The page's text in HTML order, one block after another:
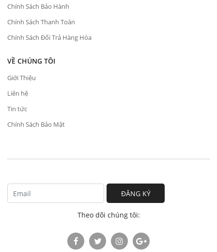
Chính Sách Bảo Hành
Chính Sách Thanh Toán
Chính Sách Đổi Trả Hàng Hóa
VỀ CHÚNG TÔI
Giới Thiệu
Liên hệ
Tin tức
Chính Sách Bảo Mật
ĐĂNG KÝ
Theo dõi chúng tôi: